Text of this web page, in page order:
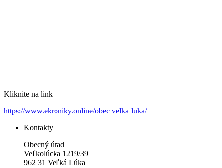
Kliknite na link
https://www.ekroniky.online/obec-velka-luka/
Kontakty
Obecný úrad
Veľkolúcka 1219/39
962 31 Veľká Lúka